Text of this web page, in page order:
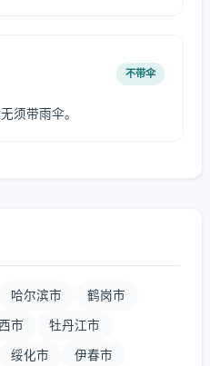
不带伞
须带雨伞。
哈尔滨市 鹤岗市
市 牡丹江市
绥化市 伊春市